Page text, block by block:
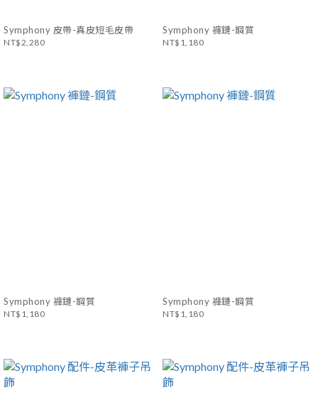
Symphony 皮帶-真皮短毛皮帶
NT$2,280
Symphony 褲鏈-鋼質
NT$1,180
Symphony 褲鏈-鋼質
NT$1,180
Symphony 褲鏈-鋼質
NT$1,180